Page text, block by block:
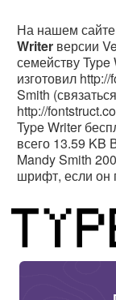
На нашем
Writer версии
семейству
изготовил
Smith
http://
Type Writer
всего 13.59 KB
Mandy Smith
шрифт, если он